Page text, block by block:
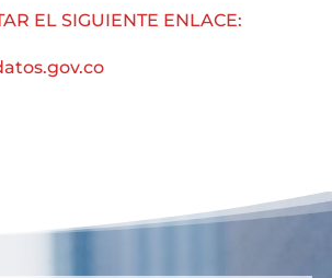
EL SIGUIENTE ENLACE: